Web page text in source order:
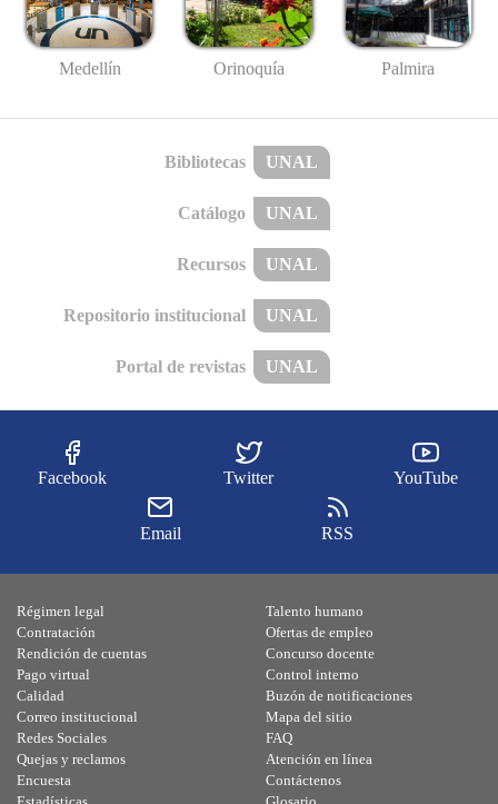
Medellín Orinoquía Palmira
Bibliotecas UNAL
Catálogo UNAL
Recursos UNAL
Repositorio institucional UNAL
Portal de revistas UNAL
Facebook Twitter YouTube
Email RSS
Régimen legal
Contratación
Rendición de cuentas
Pago virtual
Calidad
Talento humano
Ofertas de empleo
Concurso docente
Control interno
Buzón de notificaciones
Correo institucional
Redes Sociales
Quejas y reclamos
Encuesta
Mapa del sitio
FAQ
Atención en línea
Contáctenos